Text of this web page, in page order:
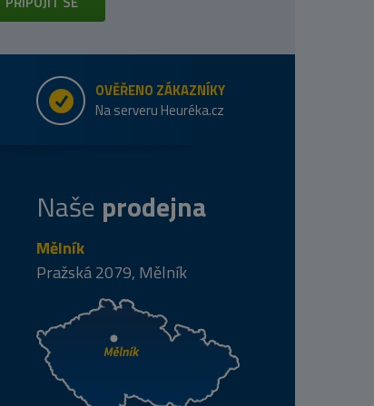
OVĚŘENO ZÁKAZNÍKY
Na serveru Heuréka.cz
Naše prodejna
Mělník
Pražská 2079, Mělník